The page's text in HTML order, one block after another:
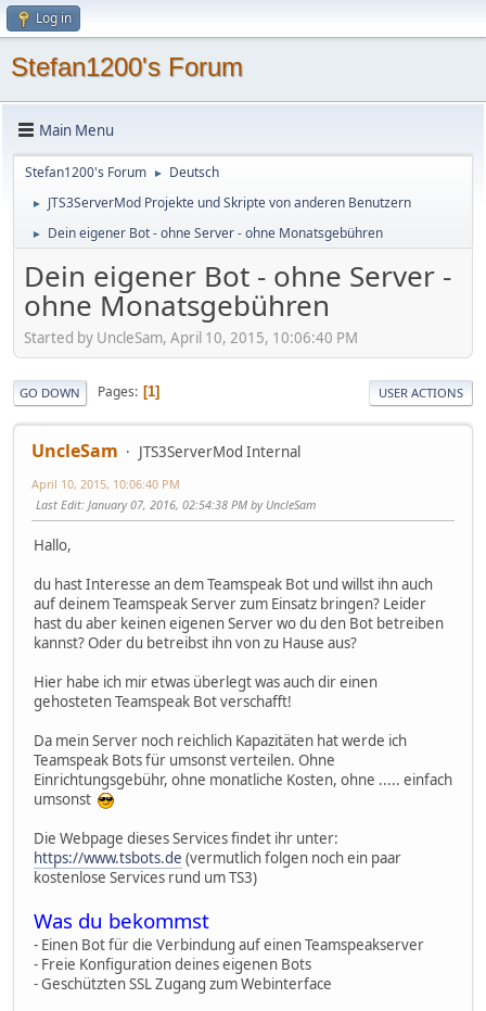
Log in
Stefan1200's Forum
Main Menu
Stefan1200's Forum ► Deutsch
► JTS3ServerMod Projekte und Skripte von anderen Benutzern
► Dein eigener Bot - ohne Server - ohne Monatsgebühren
Dein eigener Bot - ohne Server -
ohne Monatsgebühren
Started by UncleSam, April 10, 2015, 10:06:40 PM
GO DOWN Pages 1 USER ACTIONS
UncleSam JTS3ServerMod Internal
April 10, 2015, 10:06:40 PM
Last Edit: January 07, 2016, 02:54:38 PM by UncleSam
Hallo,
du hast Interesse an dem Teamspeak Bot und willst ihn auch
auf deinem Teamspeak Server zum Einsatz bringen? Leider
hast du aber keinen eigenen Server wo du den Bot betreiben
kannst? Oder du betreibst ihn von zu Hause aus?
Hier habe ich mir etwas überlegt was auch dir einen
gehosteten Teamspeak Bot verschafft!
Da mein Server noch reichlich Kapazitäten hat werde ich
Teamspeak Bots für umsonst verteilen. Ohne
Einrichtungsgebühr, ohne monatliche Kosten, ohne ..... einfach
umsonst
Die Webpage dieses Services findet ihr unter:
https://www.tsbots.de (vermutlich folgen noch ein paar
kostenlose Services rund um TS3)
Was du bekommst
- Einen Bot für die Verbindung auf einen Teamspeakserver
- Freie Konfiguration deines eigenen Bots
- Geschützten SSL Zugang zum Webinterface